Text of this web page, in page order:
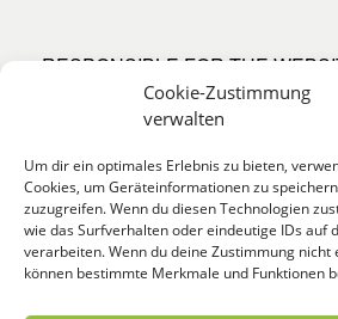
Cookie-Zustimmung
verwalten
Um dir ein optimales Erlebnis zu bieten,
Cookies, um Geräteinformationen zu
zuzugreifen. Wenn du diesen Technologien
wie das Surfverhalten oder eindeutige IDs auf
verarbeiten. Wenn du deine Zustimmung
können bestimmte Merkmale und Funktionen
RESPONSIBLE FOR THE
Wisamar Bildungsgesellschaft
Heinrichstr. 5-7
04317 Leipzig
Tel. 0049 (0)341 51999555
Fax 0049 (0)341 51999554